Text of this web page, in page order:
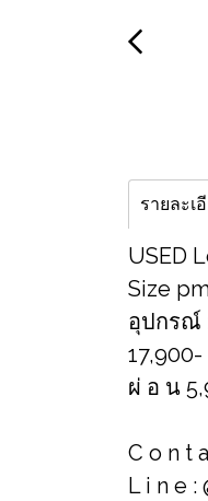
รายละเ
U​SED
Size​
อุปกรณ์​
17,900-
ผ่ อ น
C o n t
L i n e :